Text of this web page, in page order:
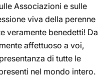
Associazioni e sulle
viva della perenne
veramente benedetti! Da
affettuoso a voi,
di tutte le
nel mondo intero.